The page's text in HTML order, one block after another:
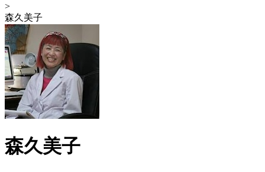
>
森久美子
森久美子